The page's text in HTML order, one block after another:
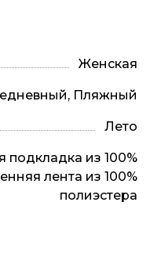
Женская
Пляжный
Лето
подкладка из 100%
лента из 100%
полиэстера